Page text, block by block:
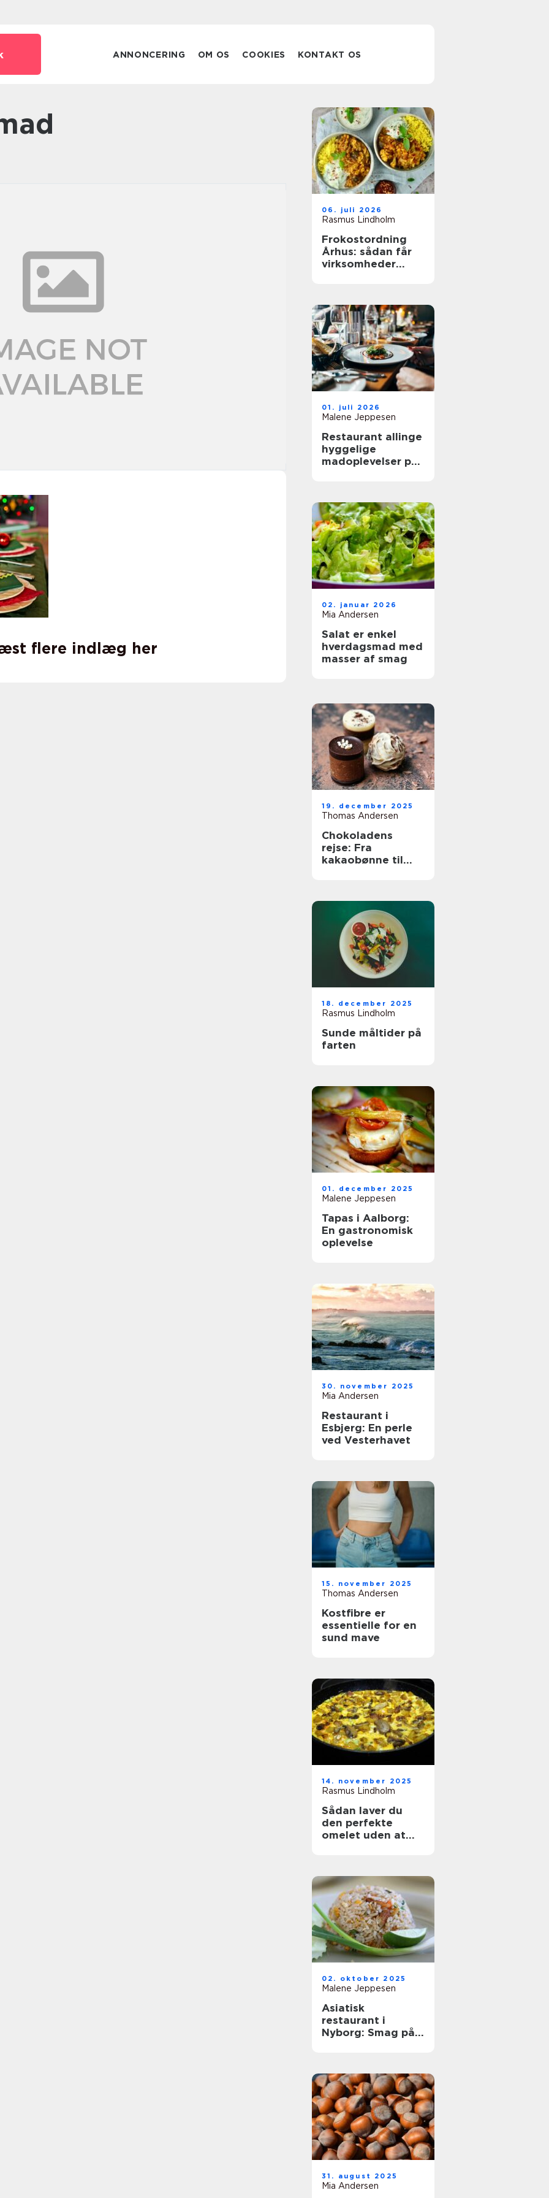
ANNONCERING OM OS COOKIES KONTAKT OS
flere indlæg her
06. juli 2026
Rasmus Lindholm
Frokostordning
Århus: sådan får
virksomheder
01. juli 2026
Malene Jeppesen
Restaurant allinge
hyggelige
madoplevelser på
02. januar 2026
Mia Andersen
Salat er enkel
hverdagsmad med
masser af smag
19. december 2025
Thomas Andersen
Chokoladens
rejse: Fra
kakaobønne til
18. december 2025
Rasmus Lindholm
Sunde måltider på
farten
01. december 2025
Malene Jeppesen
Tapas i Aalborg:
En gastronomisk
oplevelse
30. november 2025
Mia Andersen
Restaurant i
Esbjerg: En perle
ved Vesterhavet
15. november 2025
Thomas Andersen
Kostfibre er
essentielle for en
sund mave
14. november 2025
Rasmus Lindholm
Sådan laver du
den perfekte
omelet uden at
02. oktober 2025
Malene Jeppesen
Asiatisk
restaurant i
Nyborg: Smag på
31. august 2025
Mia Andersen